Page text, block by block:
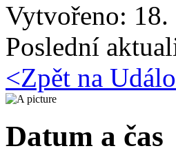
Vytvořeno: 18.
Poslední
<Zpět na
Datum a čas